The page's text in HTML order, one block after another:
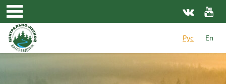
Перейти к основному содержанию
Рус
En